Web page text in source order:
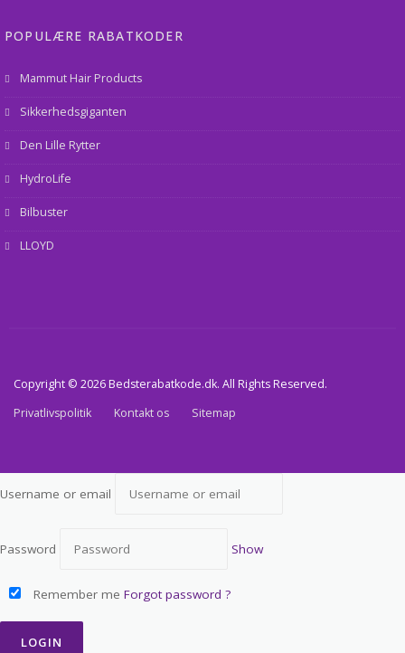
POPULÆRE RABATKODER
Mammut Hair Products
Sikkerhedsgiganten
Den Lille Rytter
HydroLife
Bilbuster
LLOYD
Copyright © 2026 Bedsterabatkode.dk. All Rights Reserved.
Privatlivspolitik
Kontakt os Sitemap
Username or email
Password Show
Remember me Forgot password ?